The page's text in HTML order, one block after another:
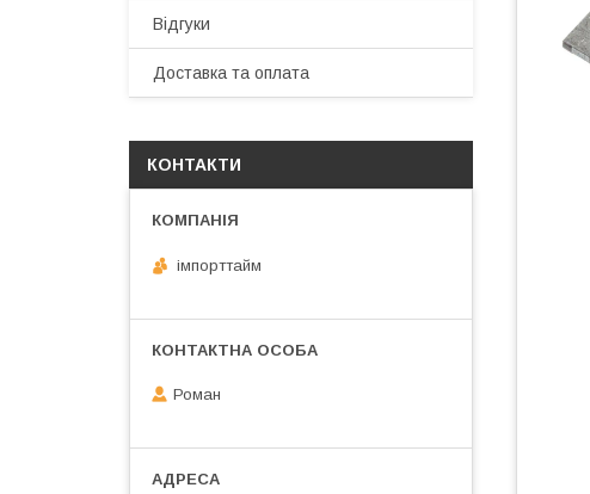
Відгуки
Доставка та оплата
КОНТАКТИ
імпорттайм
Роман